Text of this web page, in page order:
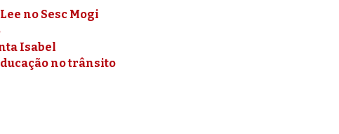
no Sesc Mogi
Isabel
no trânsito